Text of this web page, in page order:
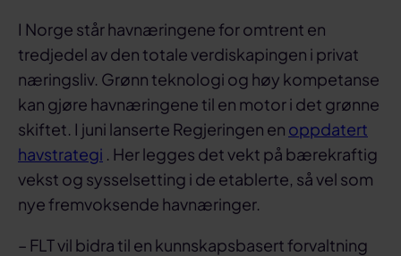
I Norge står havnæringene for omtrent en
tredjedel av den totale verdiskapingen i privat
næringsliv. Grønn teknologi og høy kompetanse
kan gjøre havnæringene til en motor i det grønne
skiftet. I juni lanserte Regjeringen en oppdatert
havstrategi . Her legges det vekt på bærekraftig
vekst og sysselsetting i de etablerte, så vel som
nye fremvoksende havnæringer.
– FLT vil bidra til en kunnskapsbasert forvaltning